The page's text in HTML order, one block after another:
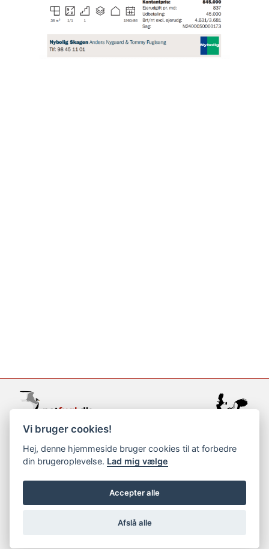
support@netfugl.dk
copyright © 2002-2023
Vi bruger cookies!
Hej, denne hjemmeside bruger cookies til at forbedre
din brugeroplevelse. Lad mig vælge
Accepter alle
Afslå alle